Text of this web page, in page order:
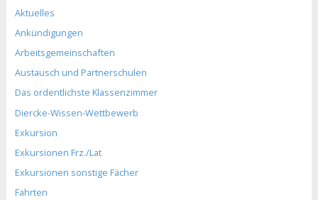
Aktuelles
Ankündigungen
Arbeitsgemeinschaften
Austausch und Partnerschulen
Das ordentlichste Klassenzimmer
Diercke-Wissen-Wettbewerb
Exkursion
Exkursionen Frz./Lat
Exkursionen sonstige Fächer
Fahrten